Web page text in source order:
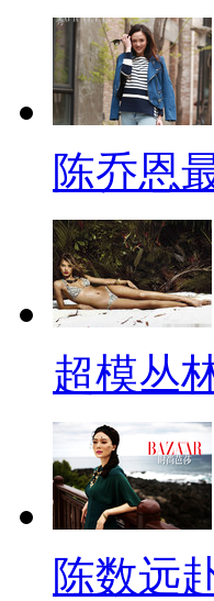
陈乔恩
超模丛
陈数远